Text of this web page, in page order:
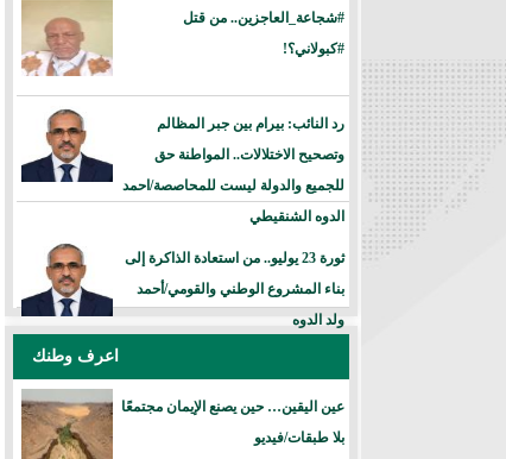
#شجاعة_العاجزين.. من قتل
#كبولاني؟!
رد النائب: بيرام بين جبر المظالم
وتصحيح الاختلالات.. المواطنة حق
للجميع والدولة ليست للمحاصصة/احمد
الدوه الشنقيطي
ثورة 23 يوليو.. من استعادة الذاكرة إلى
بناء المشروع الوطني والقومي/أحمد
ولد الدوه
اعرف وطنك
عين اليقين… حين يصنع الإيمان مجتمعًا
بلا طبقات/فيديو